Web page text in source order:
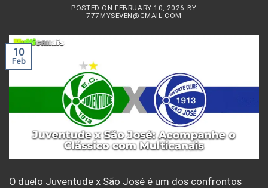
POSTED ON FEBRUARY 10, 2026 BY
777MYSEVEN@GMAIL.COM
10
Feb
O duelo Juventude x São José é um dos confrontos